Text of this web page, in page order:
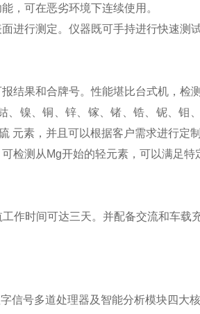
，可在恶劣环境下连续使用。
进行测定。仪器既可手持进行快速测
结果和合牌号。性能堪比台式机，检
、镍、铜、锌、镓、锗、锆、铌、钼
元素，并且可以根据客户需求进行定制
检测从Mg开始的轻元素， 可以满足特
作时间可达三天。并配备交流和车载
信号多道处理器及智能分析模块四大